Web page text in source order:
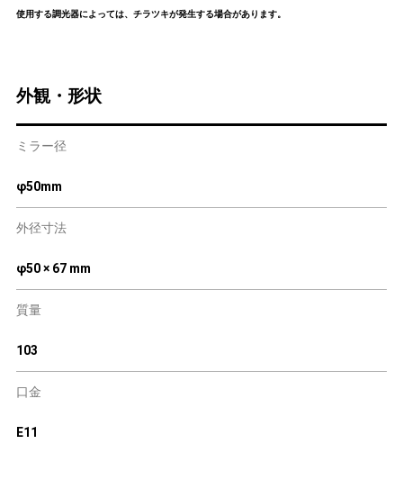
使用する調光器によっては、チラツキが発生する場合があります。
外観・形状
ミラー径
φ50mm
外径寸法
φ50 × 67 mm
質量
103
口金
E11